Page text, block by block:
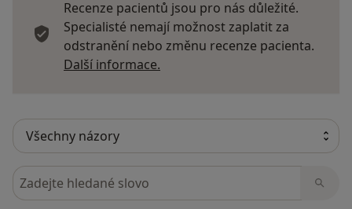
Recenze pacientů jsou pro nás důležité.
Specialisté nemají možnost zaplatit za
odstranění nebo změnu recenze pacienta.
Další informace.
Hledejte v názorech